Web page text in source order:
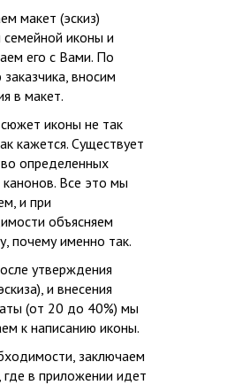
макет (эскиз)
иконы и
его с Вами. По
вносим
в макет.
иконы не так
кажется. Существует
определенных
канонов. Все это мы
и при
объясняем
почему именно так.
утверждения
и внесения
(от 20 до 40%) мы
к написанию иконы.
заключаем
где в приложении идет